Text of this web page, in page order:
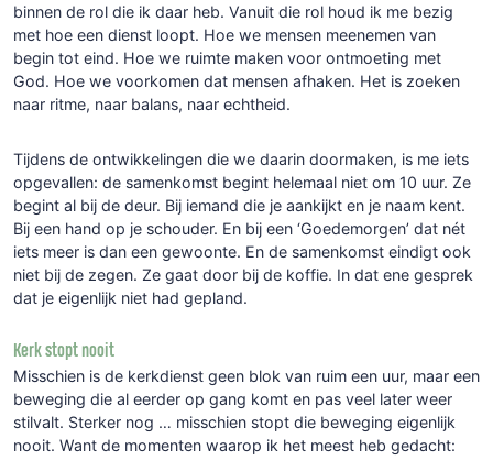
binnen de rol die ik daar heb. Vanuit die rol houd ik me bezig
met hoe een dienst loopt. Hoe we mensen meenemen van
begin tot eind. Hoe we ruimte maken voor ontmoeting met
God. Hoe we voorkomen dat mensen afhaken. Het is zoeken
naar ritme, naar balans, naar echtheid.
Tijdens de ontwikkelingen die we daarin doormaken, is me iets
opgevallen: de samenkomst begint helemaal niet om 10 uur. Ze
begint al bij de deur. Bij iemand die je aankijkt en je naam kent.
Bij een hand op je schouder. En bij een ‘Goedemorgen’ dat nét
iets meer is dan een gewoonte. En de samenkomst eindigt ook
niet bij de zegen. Ze gaat door bij de koffie. In dat ene gesprek
dat je eigenlijk niet had gepland.
Kerk stopt nooit
Misschien is de kerkdienst geen blok van ruim een uur, maar een
beweging die al eerder op gang komt en pas veel later weer
stilvalt. Sterker nog … misschien stopt die beweging eigenlijk
nooit. Want de momenten waarop ik het meest heb gedacht: